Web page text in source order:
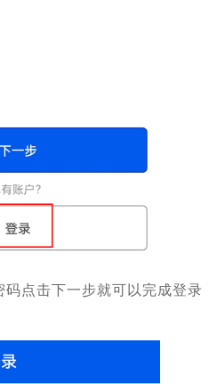
点击下一步就可以完成登录